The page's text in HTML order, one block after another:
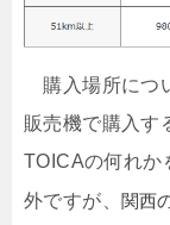
購入場所につ
販売機で購入す
TOICAの何れか
外ですが、 関西